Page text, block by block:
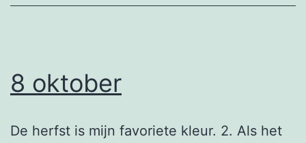
8 oktober
De herfst is mijn favoriete kleur. 2. Als het